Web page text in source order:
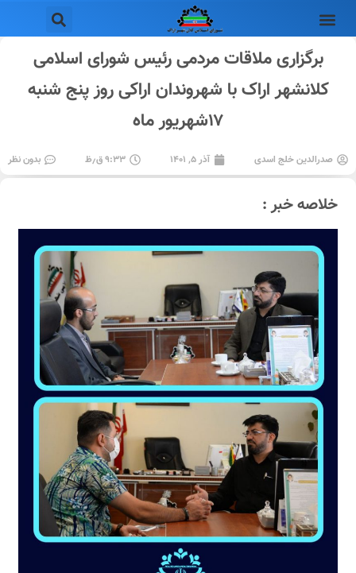
برگزاری ملاقات مردمی رئیس شورای اسلامی
کلانشهر اراک با شهروندان اراکی روز پنج شنبه
۱۷شهریور ماه
صدرالدین خلج اسدی آذر ۵, ۱۴۰۱ ۹:۳۳ ق٫ظ بدون نظر
خلاصه خبر :